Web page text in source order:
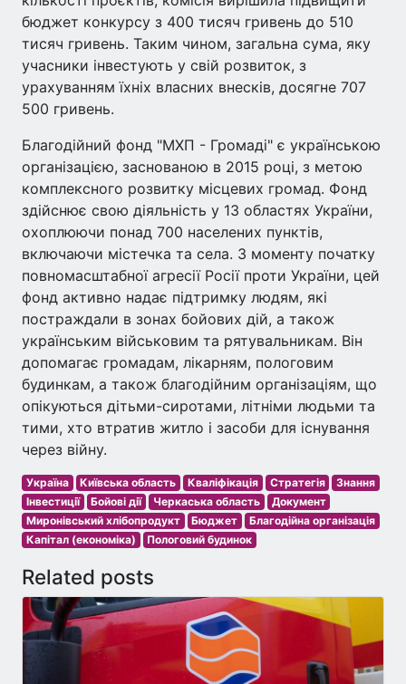
бюджет конкурсу з 400 тисяч гривень до 510
тисяч гривень. Таким чином, загальна сума, яку
учасники інвестують у свій розвиток, з
урахуванням їхніх власних внесків, досягне 707
500 гривень.
Благодійний фонд "МХП - Громаді" є українською
організацією, заснованою в 2015 році, з метою
комплексного розвитку місцевих громад. Фонд
здійснює свою діяльність у 13 областях України,
охоплюючи понад 700 населених пунктів,
включаючи містечка та села. З моменту початку
повномасштабної агресії Росії проти України, цей
фонд активно надає підтримку людям, які
постраждали в зонах бойових дій, а також
українським військовим та рятувальникам. Він
допомагає громадам, лікарням, пологовим
будинкам, а також благодійним організаціям, що
опікуються дітьми-сиротами, літніми людьми та
тими, хто втратив житло і засоби для існування
через війну.
Україна Київська область Кваліфікація Стратегія
Знання
Інвестиції
Бойові дії Черкаська область
Документ
Миронівський хлібопродукт
Бюджет
Благодійна організація
Капітал (економіка)
Пологовий будинок
Related posts